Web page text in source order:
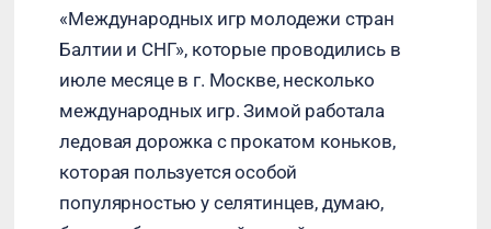
«Международных игр молодежи стран
Балтии и СНГ», которые проводились в
июле месяце в г. Москве, несколько
международных игр. Зимой работала
ледовая дорожка с прокатом коньков,
которая пользуется особой
популярностью у селятинцев, думаю,